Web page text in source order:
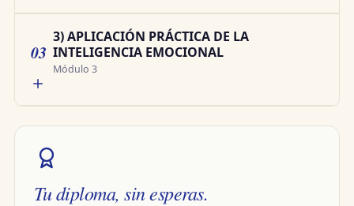
03
3) APLICACIÓN PRÁCTICA DE LA
INTELIGENCIA EMOCIONAL
Módulo 3
Tu diploma, sin esperas.